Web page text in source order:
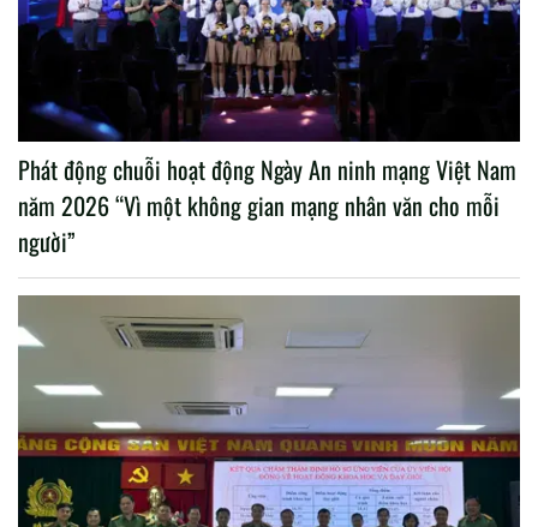
Phát động chuỗi hoạt động Ngày An ninh mạng Việt Nam
năm 2026 “Vì một không gian mạng nhân văn cho mỗi
người”